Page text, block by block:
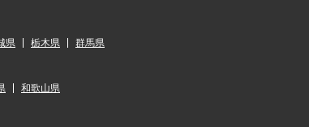
県 栃木県 群馬県
和歌山県